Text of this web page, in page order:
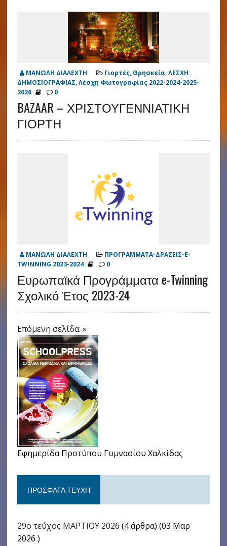
ΜΑΝΩΛΗ ΔΙΑΛΕΧΤΗ Γιορτές, Θρησκεία,ΛΕΣΧΗ
ΔΗΜΟΣΙΟΓΡΑΦΙΑΣ,Λέσχη Φωτογραφίας 2022-2024-2025-
2026
0
BAZAAR – ΧΡΙΣΤΟΥΓΕΝΝΙΑΤΙΚΗ
ΓΙΟΡΤΗ
ΜΑΝΩΛΗ ΔΙΑΛΕΧΤΗ
ΠΡΟΓΡΑΜΜΑΤΑ-ΔΡΑΣΕΙΣ-E-
TWINNING 2023-2024
0
Ευρωπαϊκά Προγράμματα e-Twinning
Σχολικό Έτος 2023-24
Επόμενη σελίδα: »
Εφημερίδα Προτύπου Γυμνασίου Χαλκίδας
ΠΡΌΣΦΑΤΑ ΤΕΎΧΗ
29ο τεύχος ΜΑΡΤΙΟΥ 2026 (4 άρθρα) (03 Μαρ
2026 )